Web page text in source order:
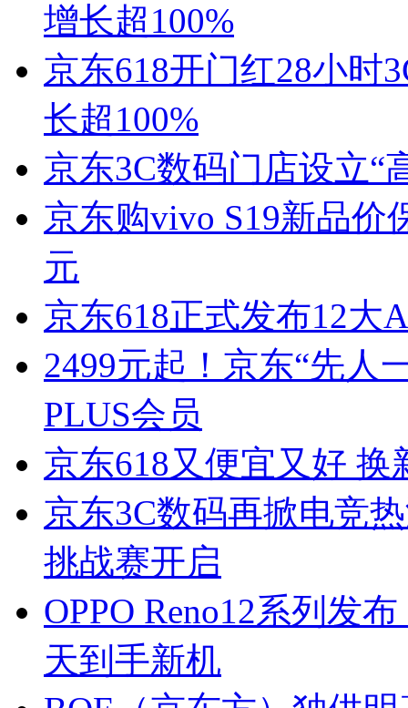
增长超100%
京东618开门红28小时
长超100%
京东3C数码门店设立“
京东购vivo S19新品价
元
京东618正式发布12大
2499元起！京东“先人
PLUS会员
京东618又便宜又好 换
京东3C数码再掀电竞
挑战赛开启
OPPO Reno12系列发
天到手新机